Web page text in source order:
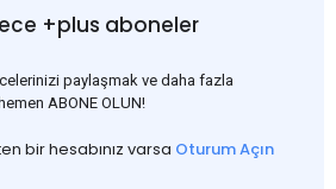
+plus aboneler
paylaşmak ve daha fazla
ABONE OLUN!
bir hesabınız varsa Oturum Açın